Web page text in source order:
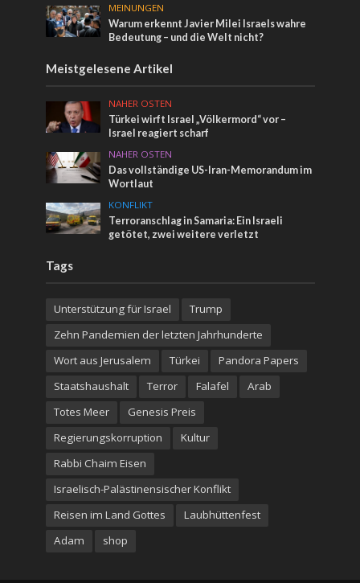
MEINUNGEN
Warum erkennt Javier Milei Israels wahre
Bedeutung – und die Welt nicht?
Meistgelesene Artikel
NAHER OSTEN
Türkei wirft Israel „Völkermord“ vor –
Israel reagiert scharf
NAHER OSTEN
Das vollständige US-Iran-Memorandum im
Wortlaut
KONFLIKT
Terroranschlag in Samaria: Ein Israeli
getötet, zwei weitere verletzt
Tags
Unterstützung für Israel
Trump
Zehn Pandemien der letzten Jahrhunderte
Wort aus Jerusalem
Türkei
Pandora Papers
Staatshaushalt
Terror Falafel
Arab
Totes Meer
Genesis Preis
Regierungskorruption
Kultur
Rabbi Chaim Eisen
Israelisch-Palästinensischer Konflikt
Reisen im Land Gottes
Laubhüttenfest
Adam
shop